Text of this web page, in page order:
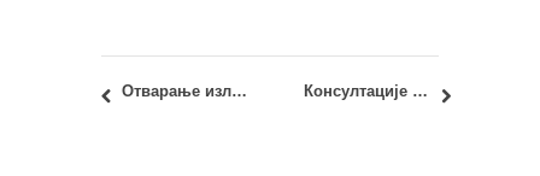
Отварање изложбе: стручно-уметничка остварења Горана Војводића Консултације код асс. Ивана Симића